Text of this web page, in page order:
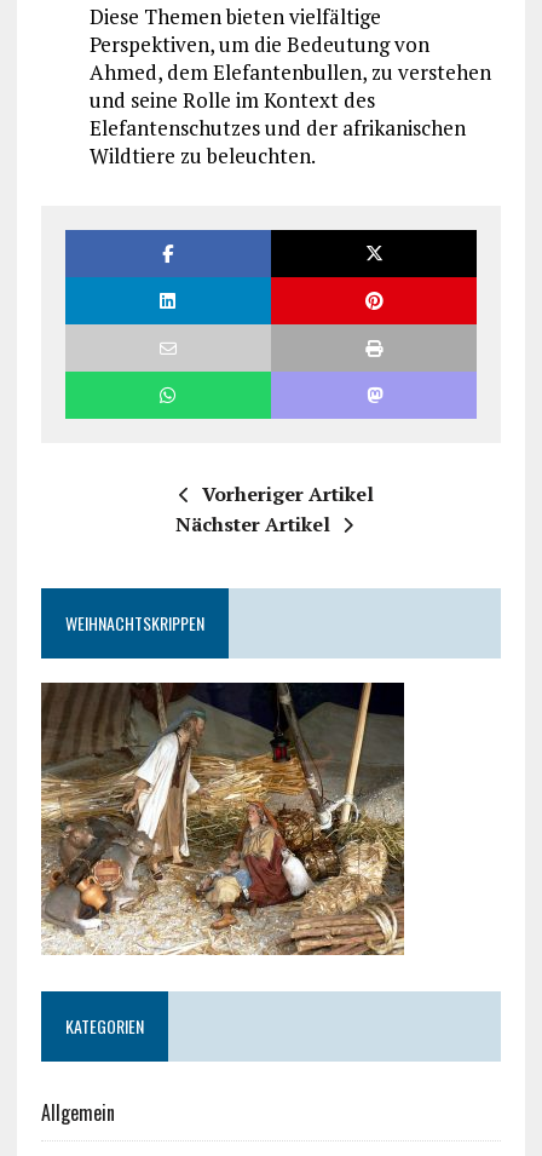
Diese Themen bieten vielfältige
Perspektiven, um die Bedeutung von
Ahmed, dem Elefantenbullen, zu verstehen
und seine Rolle im Kontext des
Elefantenschutzes und der afrikanischen
Wildtiere zu beleuchten.
Vorheriger Artikel
Nächster Artikel
WEIHNACHTSKRIPPEN
KATEGORIEN
Allgemein